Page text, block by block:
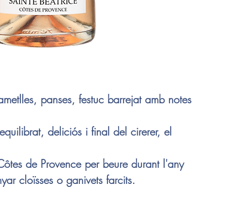
panses, festuc barrejat amb notes
deliciós i final del cirerer, el
de Provence per beure durant l'any
cloïsses o ganivets farcits.